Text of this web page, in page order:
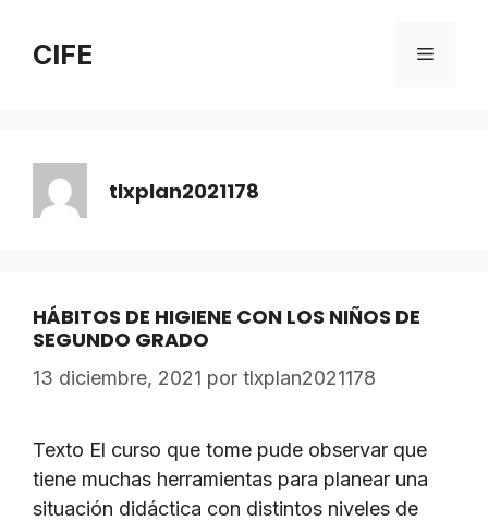
CIFE Menú
tlxplan2021178
HÁBITOS DE HIGIENE CON LOS NIÑOS DE
SEGUNDO GRADO
13 diciembre, 2021 por tlxplan2021178
Texto El curso que tome pude observar que
tiene muchas herramientas para planear una
situación didáctica con distintos niveles de